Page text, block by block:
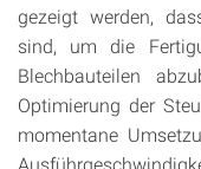
gezeigt werden,
sind, um die
Blechbauteilen
Optimierung der
momentane